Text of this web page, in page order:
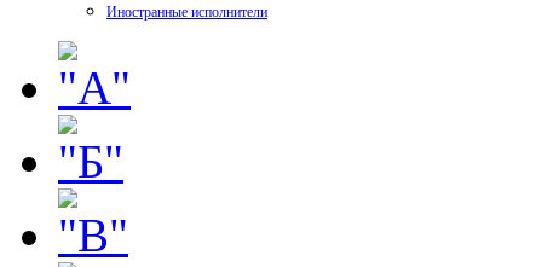
Иностранные исполнители